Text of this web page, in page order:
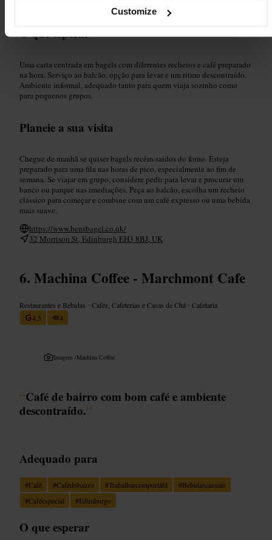
Customize
O que esperar
Uma carta centrada em bagels com diferentes recheios e café preparado
na hora. Serviço ao balcão, opção para levar e um ritmo descontraído.
Ambiente informal, adequado tanto para quem viaja sozinho como
para pequenos grupos.
Planeie a sua visita
Chegue de manhã se quiser bagels recém-saídos do forno. Esteja
preparado para uma fila nas horas de pico, especialmente ao fim de
semana. Se viajar em grupo, considere pedir para levar e procurar um
banco ou parque nas imediações. Peça ao balcão, escolha um recheio
clássico para começar e combine com um café expresso ou uma bebida
mais suave.
https://www.bensbagel.co.uk/
32 Morrison St, Edinburgh EH3 8BJ, UK
Machina Coffee - Marchmont Cafe
Restaurantes e Bebidas •Cafés, Cafeterias e Casas de Chá •Cafetaria
4,5
4
Imagem /Machina Coffee
“Café de bairro com bom café e ambiente
descontraído.”
Adequado para
#Café #Cafédobairro #Trabalharcomportátil #Bebidascasuais
#Caféespecial #Edimburgo
O que esperar